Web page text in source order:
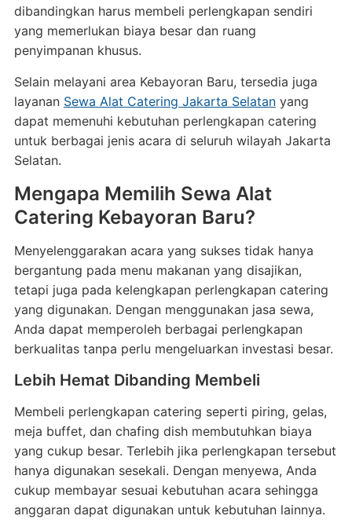
dibandingkan harus membeli perlengkapan sendiri
yang memerlukan biaya besar dan ruang
penyimpanan khusus.
Selain melayani area Kebayoran Baru, tersedia juga
layanan Sewa Alat Catering Jakarta Selatanyang
dapat memenuhi kebutuhan perlengkapan catering
untuk berbagai jenis acara di seluruh wilayah Jakarta
Selatan.
Mengapa Memilih Sewa Alat
Catering Kebayoran Baru?
Menyelenggarakan acara yang sukses tidak hanya
bergantung pada menu makanan yang disajikan,
tetapi juga pada kelengkapan perlengkapan catering
yang digunakan. Dengan menggunakan jasa sewa,
Anda dapat memperoleh berbagai perlengkapan
berkualitas tanpa perlu mengeluarkan investasi besar.
Lebih Hemat Dibanding Membeli
Membeli perlengkapan catering seperti piring, gelas,
meja buffet, dan chafing dish membutuhkan biaya
yang cukup besar. Terlebih jika perlengkapan tersebut
hanya digunakan sesekali. Dengan menyewa, Anda
cukup membayar sesuai kebutuhan acara sehingga
anggaran dapat digunakan untuk kebutuhan lainnya.